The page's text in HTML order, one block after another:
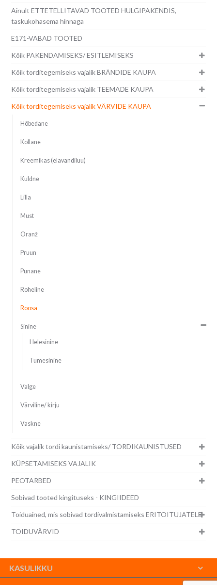
Ainult ETTETELLITAVAD TOOTED HULGIPAKENDIS,
taskukohasema hinnaga
E171-VABAD TOOTED
Kõik PAKENDAMISEKS/ ESITLEMISEKS
Kõik torditegemiseks vajalik BRÄNDIDE KAUPA
Kõik torditegemiseks vajalik TEEMADE KAUPA
Kõik torditegemiseks vajalik VÄRVIDE KAUPA
Hõbedane
Kollane
Kreemikas (elavandiluu)
Kuldne
Lilla
Must
Oranž
Pruun
Punane
Roheline
Roosa
Sinine
Helesinine
Tumesinine
Valge
Värviline/ kirju
Vaskne
Kõik vajalik tordi kaunistamiseks/ TORDIKAUNISTUSED
KÜPSETAMISEKS VAJALIK
PEOTARBED
Sobivad tooted kingituseks - KINGIIDEED
Toiduained, mis sobivad tordivalmistamiseks ERITOITUJATELE
TOIDUVÄRVID
KASULIKKU